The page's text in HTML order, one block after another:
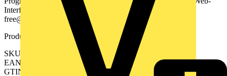
Interface des System Access Points. Produktreihe: Busch-
free@home®
Produktkennzeichen
SKU: 2CKA006220A0026
EAN: 4011395180426
GTIN: 4011395180426